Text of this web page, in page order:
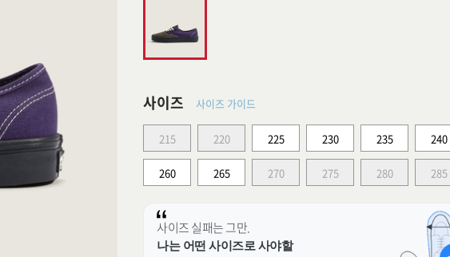
사이즈 사이즈 가이드
215 220 225 230 235 240
260 265 270 275 280 285
사이즈 실패는 그만.
나는 어떤 사이즈로 사야할